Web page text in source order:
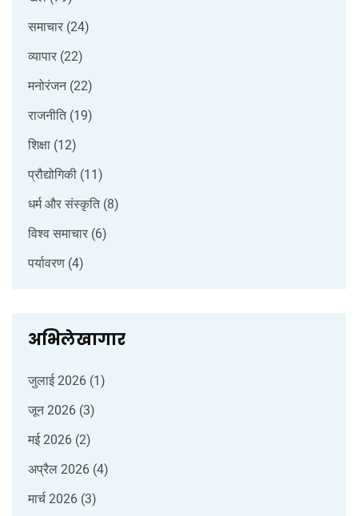
समाचार (24)
व्यापार (22)
मनोरंजन (22)
राजनीति (19)
शिक्षा (12)
प्रौद्योगिकी (11)
धर्म और संस्कृति (8)
विश्व समाचार (6)
पर्यावरण (4)
अभिलेखागार
जुलाई 2026 (1)
जून 2026 (3)
मई 2026 (2)
अप्रैल 2026 (4)
मार्च 2026 (3)